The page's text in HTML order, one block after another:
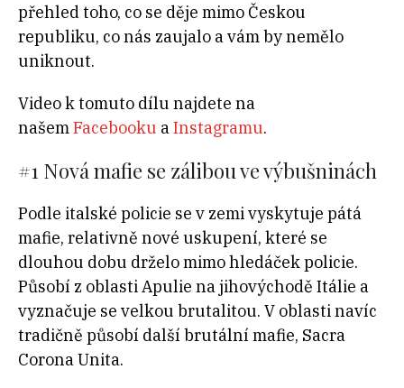
přehled toho, co se děje mimo Českou
republiku, co nás zaujalo a vám by nemělo
uniknout.
Video k tomuto dílu najdete na
našemFacebooku aInstagramu.
#1 Nová mafie se zálibou ve výbušninách
Podle italské policie se v zemi vyskytuje pátá
mafie, relativně nové uskupení, které se
dlouhou dobu drželo mimo hledáček policie.
Působí z oblasti Apulie na jihovýchodě Itálie a
vyznačuje se velkou brutalitou. V oblasti navíc
tradičně působí další brutální mafie, Sacra
Corona Unita.